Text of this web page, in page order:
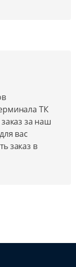
ТК
за наш
вас
заказ в